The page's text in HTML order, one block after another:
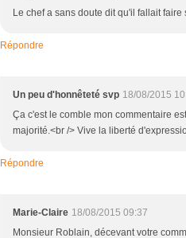
Le chef a sans doute dit qu'il fallait faire
Répondre
Un peu d'honnêteté svp 18/08/2015
Ça c'est le comble mon commentaire
majorité.<br /> Vive la liberté
Répondre
Marie-Claire 18/08/2015 09:37
Monsieur Roblain, décevant votre